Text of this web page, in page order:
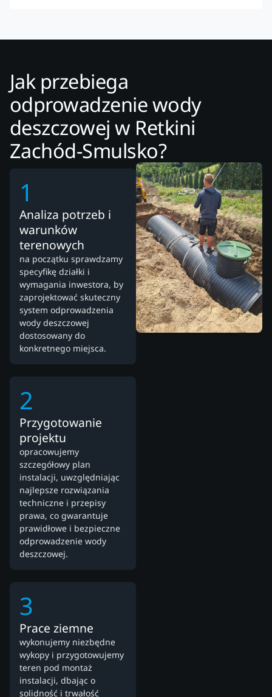
Jak przebiega
odprowadzenie wody
deszczowej w Retkini
Zachód-Smulsko?
1
Analiza potrzeb i
warunków
terenowych
na początku sprawdzamy
specyfikę działki i
wymagania inwestora, by
zaprojektować skuteczny
system odprowadzenia
wody deszczowej
dostosowany do
konkretnego miejsca.
2
Przygotowanie
projektu
opracowujemy
szczegółowy plan
instalacji, uwzględniając
najlepsze rozwiązania
techniczne i przepisy
prawa, co gwarantuje
prawidłowe i bezpieczne
odprowadzenie wody
deszczowej.
3
Prace ziemne
wykonujemy niezbędne
wykopy i przygotowujemy
teren pod montaż
instalacji, dbając o
solidność i trwałość